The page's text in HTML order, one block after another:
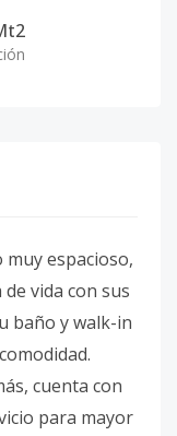
espacioso,
vida con sus
baño y walk-in
cuenta con
para mayor